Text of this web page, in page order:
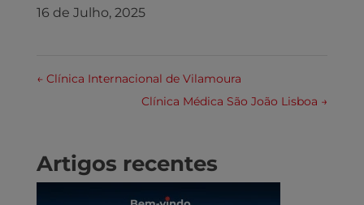
16 de Julho, 2025
←Clínica Internacional de Vilamoura
Clínica Médica São João Lisboa →
Artigos recentes